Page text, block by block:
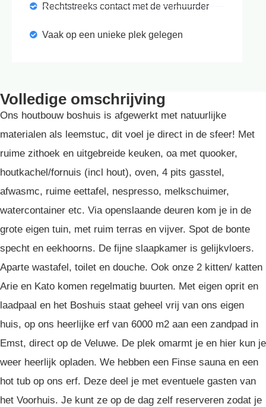
Rechtstreeks contact met de verhuurder
Vaak op een unieke plek gelegen
Volledige omschrijving
Ons houtbouw boshuis is afgewerkt met natuurlijke
materialen als leemstuc, dit voel je direct in de sfeer! Met
ruime zithoek en uitgebreide keuken, oa met quooker,
houtkachel/fornuis (incl hout), oven, 4 pits gasstel,
afwasmc, ruime eettafel, nespresso, melkschuimer,
watercontainer etc. Via openslaande deuren kom je in de
grote eigen tuin, met ruim terras en vijver. Spot de bonte
specht en eekhoorns. De fijne slaapkamer is gelijkvloers.
Aparte wastafel, toilet en douche. Ook onze 2 kitten/ katten
Arie en Kato komen regelmatig buurten. Met eigen oprit en
laadpaal en het Boshuis staat geheel vrij van ons eigen
huis, op ons heerlijke erf van 6000 m2 aan een zandpad in
Emst, direct op de Veluwe. De plek omarmt je en hier kun je
weer heerlijk opladen. We hebben een Finse sauna en een
hot tub op ons erf. Deze deel je met eventuele gasten van
het Voorhuis. Je kunt ze op de dag zelf reserveren zodat je